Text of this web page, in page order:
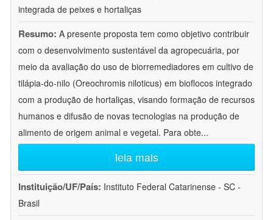
integrada de peixes e hortaliças
Resumo: A presente proposta tem como objetivo contribuir
com o desenvolvimento sustentável da agropecuária, por
meio da avaliação do uso de biorremediadores em cultivo de
tilápia-do-nilo (Oreochromis niloticus) em bioflocos integrado
com a produção de hortaliças, visando formação de recursos
humanos e difusão de novas tecnologias na produção de
alimento de origem animal e vegetal. Para obte...
leia mais
Instituição/UF/País: Instituto Federal Catarinense - SC -
Brasil